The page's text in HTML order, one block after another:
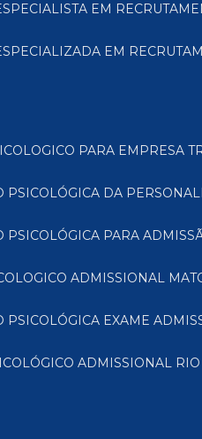
EM
EM
PARA EMPRESA
PSICOLÓGICA DA
PSICOLÓGICA PARA
ADMISSIONAL
PSICOLÓGICA EXAME
ADMISSIONAL